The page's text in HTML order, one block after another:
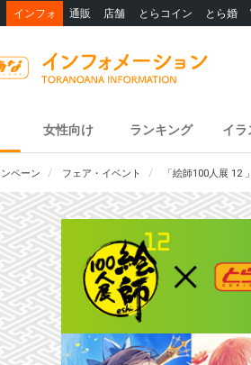
インフォ 通販 店舗 とらコイン とら婚
女性向け ランキング イラ
ペーン フェア・イベント 「絵師100人展 12